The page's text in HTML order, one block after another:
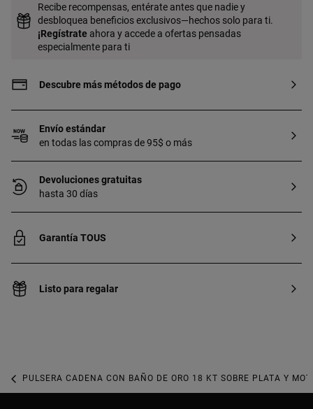
Recibe recompensas, entérate antes que nadie y
desbloquea beneficios exclusivos—hechos solo para ti.
¡Regístrate ahora y accede a ofertas pensadas
especialmente para ti
Descubre más métodos de pago
Envío estándar
en todas las compras de 95$ o más
Devoluciones gratuitas
hasta 30 días
Garantía TOUS
Listo para regalar
PULSERA CADENA CON BAÑO DE ORO 18 KT SOBRE PLATA Y